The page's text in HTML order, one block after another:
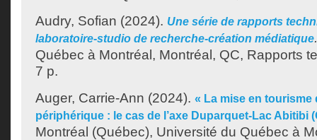
Audry, Sofian (2024). Une série de rapports
laboratoire-studio de recherche-création médiatique.
Québec à Montréal, Montréal, QC, Rapports
7 p.
Auger, Carrie-Ann (2024). « La mise en
périphérique : le cas de l’axe Duparquet-Lac Abitibi
Montréal (Québec), Université du Québec à